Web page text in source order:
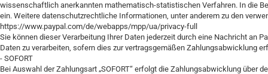
wissenschaftlich anerkannten mathematisch-statistischen Verfahren. In die
ein. Weitere datenschutzrechtliche Informationen, unter anderem zu den
https://www.paypal.com/de/webapps/mpp/ua/privacy-full
Sie können dieser Verarbeitung Ihrer Daten jederzeit durch eine Nachricht an
Daten zu verarbeiten, sofern dies zur vertragsgemäßen Zahlungsabwicklung
- SOFORT
Bei Auswahl der Zahlungsart „SOFORT“ erfolgt die Zahlungsabwicklung über